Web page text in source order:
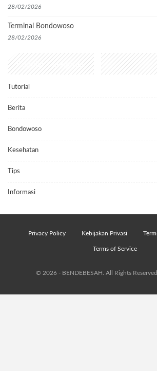
28/02/2026
Terminal Bondowoso
28/02/2026
Popular Categories
Tutorial
Berita
Bondowoso
Kesehatan
Tips
Informasi
Privacy Policy Kebijakan Privasi
Terms of Service
© 2026 - BENDEBESAH. All Rights Reserved.